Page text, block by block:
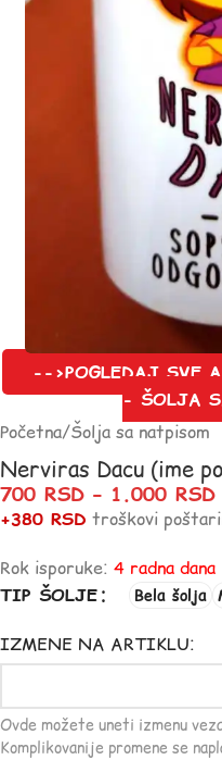
-->POGLEDAJ SVE
- ŠOLJA
Početna/Šolja sa natpisom
Nerviras Dacu (ime
700 RSD – 1.000 RSD
+380 RSD troškovi
Rok isporuke: 4 radna dana
TIP ŠOLJE
Bela šolja
IZMENE NA ARTIKLU:
Ovde možete uneti izmenu
Komplikovanije promene se